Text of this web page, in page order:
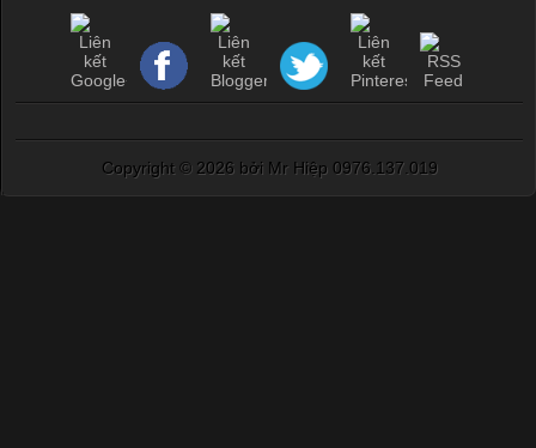
Copyright © 2026 bởi Mr Hiệp 0976.137.019